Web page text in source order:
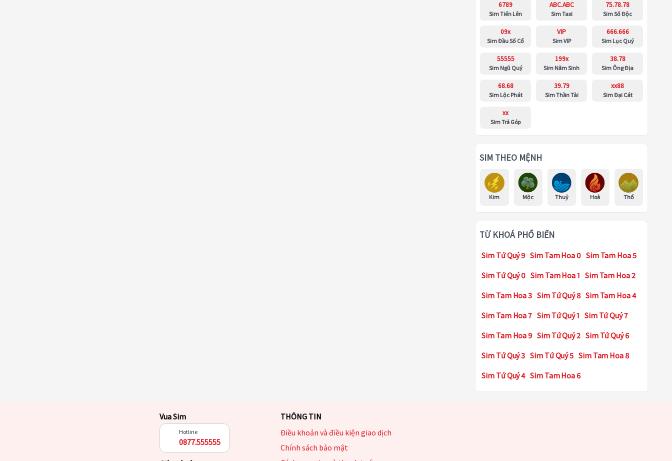
6789
Sim Tiến Lên
ABC.ABC
Sim Taxi
75.78.78
Sim Số Độc
09x
Sim Đầu Số Cổ
VIP
Sim VIP
666.666
Sim Lục Quý
55555
Sim Ngũ Quý
199x
Sim Năm Sinh
38.78
Sim Ông Địa
68.68
Sim Lộc Phát
39.79
Sim Thần Tài
xx88
Sim Đại Cát
xx
Sim Trả Góp
SIM THEO MỆNH
Kim Mộc Thuỷ Hoả Thổ
TỪ KHOÁ PHỔ BIẾN
Sim Tứ Quý 9 Sim Tam Hoa 0 Sim Tam Hoa 5
Sim Tứ Quý 0 Sim Tam Hoa 1 Sim Tam Hoa 2
Sim Tam Hoa 3 Sim Tứ Quý 8 Sim Tam Hoa 4
Sim Tam Hoa 7 Sim Tứ Quý 1 Sim Tứ Quý 7
Sim Tam Hoa 9 Sim Tứ Quý 2 Sim Tứ Quý 6
Sim Tứ Quý 3 Sim Tứ Quý 5 Sim Tam Hoa 8
Sim Tứ Quý 4 Sim Tam Hoa 6
Vua Sim
Hotline
0877.555555
THÔNG TIN
Điều khoản và điều kiện giao dịch
Chính sách bảo mật